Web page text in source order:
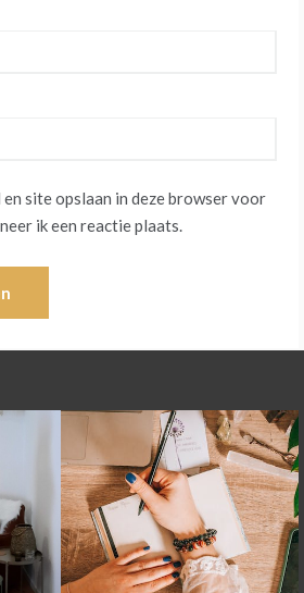
en site opslaan in deze browser voor
ik een reactie plaats.